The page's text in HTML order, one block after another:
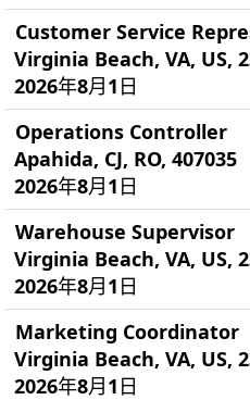
Customer Service
Virginia Beach, VA, US,
2026年8月1日
Operations Controller
Apahida, CJ, RO, 407035
2026年8月1日
Warehouse Supervisor
Virginia Beach, VA, US,
2026年8月1日
Marketing Coordinator
Virginia Beach, VA, US,
2026年8月1日